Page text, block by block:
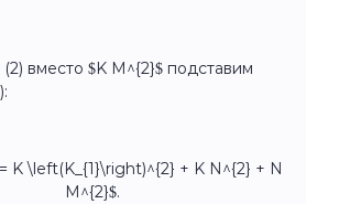
вместо $K M^{2}$ подставим
K \left(K_{1}\right)^{2} + K N^{2} + N
M^{2}$.